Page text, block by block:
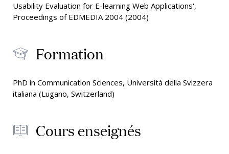
Usability Evaluation for E-learning Web Applications',
Proceedings of EDMEDIA 2004 (2004)
Formation
PhD in Communication Sciences, Università della Svizzera
italiana (Lugano, Switzerland)
Cours enseignés